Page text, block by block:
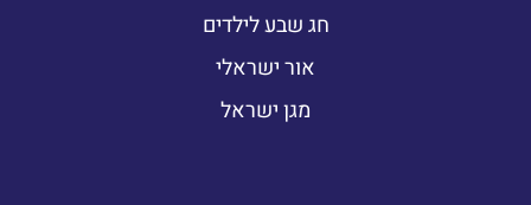
חג שבע לילדים
אור ישראלי
מגן ישראל